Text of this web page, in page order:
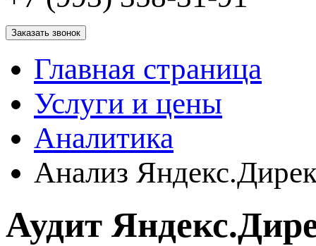
Заказать звонок
Главная страница
Услуги и цены
Аналитика
Анализ
Аудит